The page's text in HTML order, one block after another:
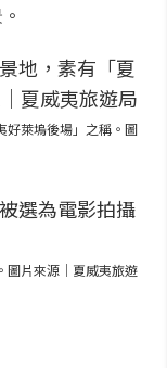
好萊塢後場」之稱。圖
圖片來源｜夏威夷旅遊